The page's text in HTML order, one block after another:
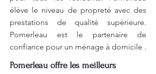
élève le niveau de propreté avec des
prestations de qualité supérieure.
Pomerleau est le partenaire de
confiance pour un ménage à domicile .
Pomerleau offre les meilleurs